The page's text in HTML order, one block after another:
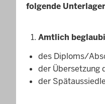
folgende
Amtlich
des Diploms/
der Übersetzung
der